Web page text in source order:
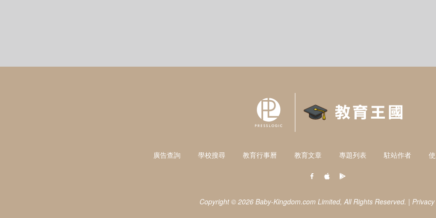
廣告查詢 學校搜尋 教育行事曆 教育文章 專題列表 駐站作者
Copyright © 2026 Baby-Kingdom.com Limited, All Rights Reserved. |